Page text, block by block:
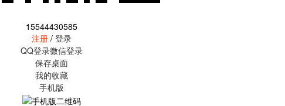
15544430585
注册 / 登录
QQ登录微信登录
保存桌面
我的收藏
手机版